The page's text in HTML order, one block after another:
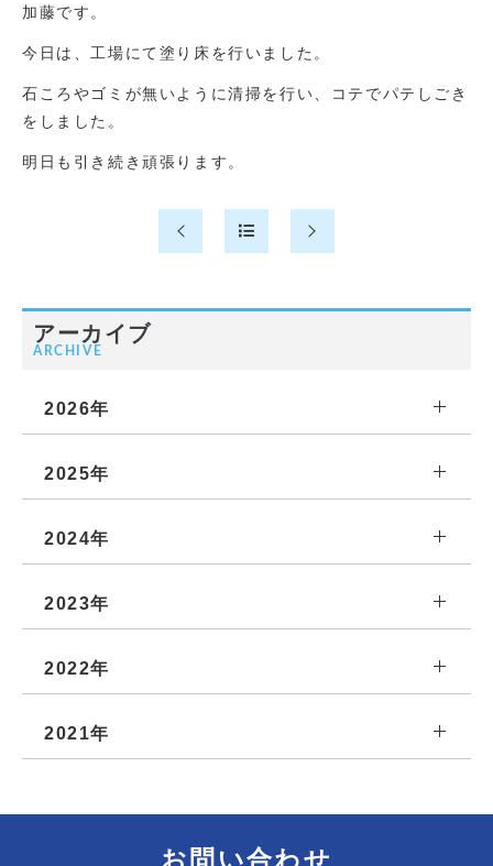
加藤です。
今日は、工場にて塗り床を行いました。
石ころやゴミが無いように清掃を行い、コテでパテしごき
をしました。
明日も引き続き頑張ります。
アーカイブ
ARCHIVE
2026年
2025年
2024年
2023年
2022年
2021年
お問い合わせ